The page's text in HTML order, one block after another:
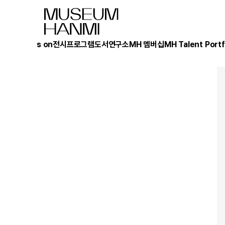
What's on전시 프로그램도서 연구소MH 멤버십MH Talent